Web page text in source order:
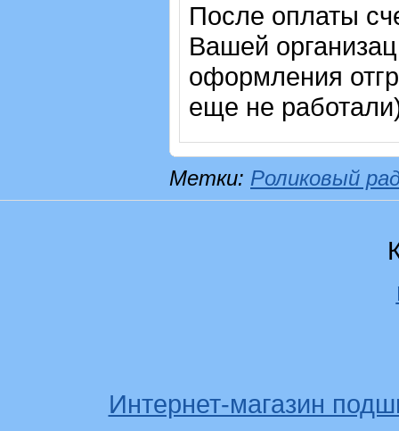
После оплаты
Вашей
оформления
еще не
Метки: Роликовый
Интернет-магазин